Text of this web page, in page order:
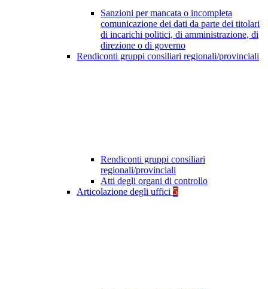
Sanzioni per mancata o incompleta
comunicazione dei dati da parte dei titolari
di incarichi politici, di amministrazione, di
direzione o di governo
Rendiconti gruppi consiliari regionali/provinciali
Rendiconti gruppi consiliari
regionali/provinciali
Atti degli organi di controllo
Articolazione degli uffici 5